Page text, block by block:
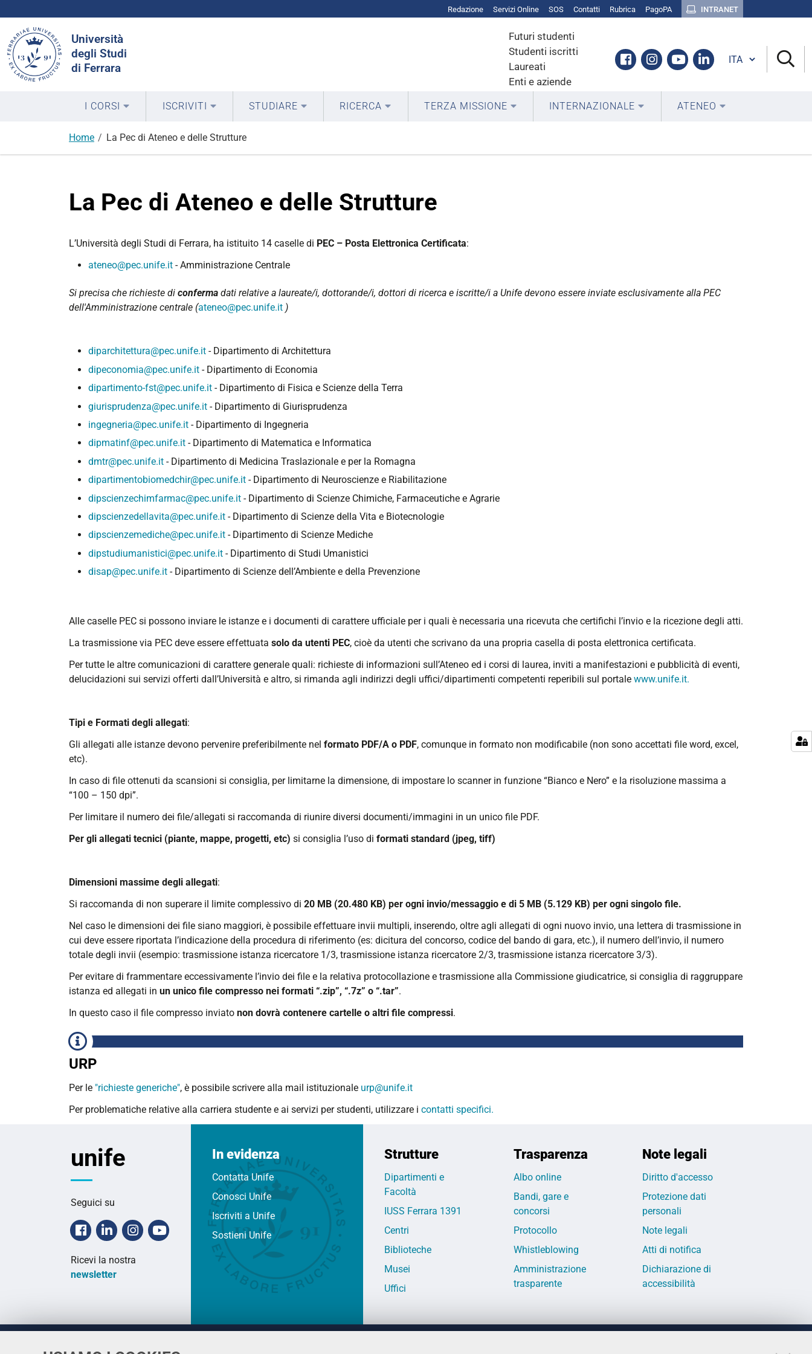
Redazione Servizi Online SOS Contatti Rubrica PagoPA INTRANET
Università
degli Studi
di Ferrara
Futuri studenti
Studenti iscritti
Laureati
Enti e aziende
Facebook
Instagram
YoutubeLinkedin
nel
sito
Cambia lingua
I CORSI ISCRIVITI STUDIARE RICERCA TERZA MISSIONE INTERNAZIONALE ATENEO
Home La Pec di Ateneo e delle Strutture
La Pec di Ateneo e delle Strutture
L’Università degli Studi di Ferrara, ha istituito 14 caselle di PEC – Posta Elettronica Certificata:
ateneo@pec.unife.it - Amministrazione Centrale
Si precisa che richieste di conferma dati relative a laureate/i, dottorande/i, dottori di ricerca e iscritte/i a Unife devono essere inviate esclusivamente alla PEC
dell'Amministrazione centrale (ateneo@pec.unife.it )
diparchitettura@pec.unife.it - Dipartimento di Architettura
dipeconomia@pec.unife.it - Dipartimento di Economia
dipartimento-fst@pec.unife.it - Dipartimento di Fisica e Scienze della Terra
giurisprudenza@pec.unife.it - Dipartimento di Giurisprudenza
ingegneria@pec.unife.it - Dipartimento di Ingegneria
dipmatinf@pec.unife.it - Dipartimento di Matematica e Informatica
dmtr@pec.unife.it - Dipartimento di Medicina Traslazionale e per la Romagna
dipartimentobiomedchir@pec.unife.it - Dipartimento di Neuroscienze e Riabilitazione
dipscienzechimfarmac@pec.unife.it - Dipartimento di Scienze Chimiche, Farmaceutiche e Agrarie
dipscienzedellavita@pec.unife.it - Dipartimento di Scienze della Vita e Biotecnologie
dipscienzemediche@pec.unife.it - Dipartimento di Scienze Mediche
dipstudiumanistici@pec.unife.it - Dipartimento di Studi Umanistici
disap@pec.unife.it - Dipartimento di Scienze dell’Ambiente e della Prevenzione
Alle caselle PEC si possono inviare le istanze e i documenti di carattere ufficiale per i quali è necessaria una ricevuta che certifichi l’invio e la ricezione degli atti.
La trasmissione via PEC deve essere effettuata solo da utenti PEC, cioè da utenti che scrivano da una propria casella di posta elettronica certificata.
Per tutte le altre comunicazioni di carattere generale quali: richieste di informazioni sull’Ateneo ed i corsi di laurea, inviti a manifestazioni e pubblicità di eventi,
delucidazioni sui servizi offerti dall’Università e altro, si rimanda agli indirizzi degli uffici/dipartimenti competenti reperibili sul portale www.unife.it.
Tipi e Formati degli allegati:
Gli allegati alle istanze devono pervenire preferibilmente nel formato PDF/A o PDF, comunque in formato non modificabile (non sono accettati file word, excel,
etc).
In caso di file ottenuti da scansioni si consiglia, per limitarne la dimensione, di impostare lo scanner in funzione “Bianco e Nero” e la risoluzione massima a
“100 – 150 dpi”.
Per limitare il numero dei file/allegati si raccomanda di riunire diversi documenti/immagini in un unico file PDF.
Per gli allegati tecnici (piante, mappe, progetti, etc) si consiglia l’uso di formati standard (jpeg, tiff)
Dimensioni massime degli allegati:
Si raccomanda di non superare il limite complessivo di 20 MB (20.480 KB) per ogni invio/messaggio e di 5 MB (5.129 KB) per ogni singolo file.
Nel caso le dimensioni dei file siano maggiori, è possibile effettuare invii multipli, inserendo, oltre agli allegati di ogni nuovo invio, una lettera di trasmissione in
cui deve essere riportata l’indicazione della procedura di riferimento (es: dicitura del concorso, codice del bando di gara, etc.), il numero dell’invio, il numero
totale degli invii (esempio: trasmissione istanza ricercatore 1/3, trasmissione istanza ricercatore 2/3, trasmissione istanza ricercatore 3/3).
Per evitare di frammentare eccessivamente l’invio dei file e la relativa protocollazione e trasmissione alla Commissione giudicatrice, si consiglia di raggruppare
istanza ed allegati in un unico file compresso nei formati “.zip”, “.7z” o “.tar”.
In questo caso il file compresso inviato non dovrà contenere cartelle o altri file compressi.
URP
Per le "richieste generiche", è possibile scrivere alla mail istituzionale urp@unife.it
Per problematiche relative alla carriera studente e ai servizi per studenti, utilizzare i contatti specifici.
unife
Seguici su
Facebook
LinkedinInstagramYoutube
Ricevi la nostra
newsletter
In evidenza
Contatta Unife
Conosci Unife
Iscriviti a Unife
Sostieni Unife
Strutture
Dipartimenti e
Facoltà
IUSS Ferrara 1391
Centri
Biblioteche
Musei
Uffici
Trasparenza
Albo online
Bandi, gare e
concorsi
Protocollo
Whistleblowing
Amministrazione
trasparente
Note legali
Diritto d'accesso
Protezione dati
personali
Note legali
Atti di notifica
Dichiarazione di
accessibilità